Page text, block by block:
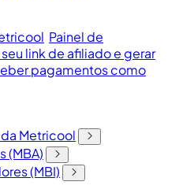
Painel de
link de afiliado e gerar
pagamentos como
Metricool
(MBA)
(MBI)